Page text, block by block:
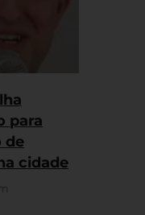
para
de
cidade